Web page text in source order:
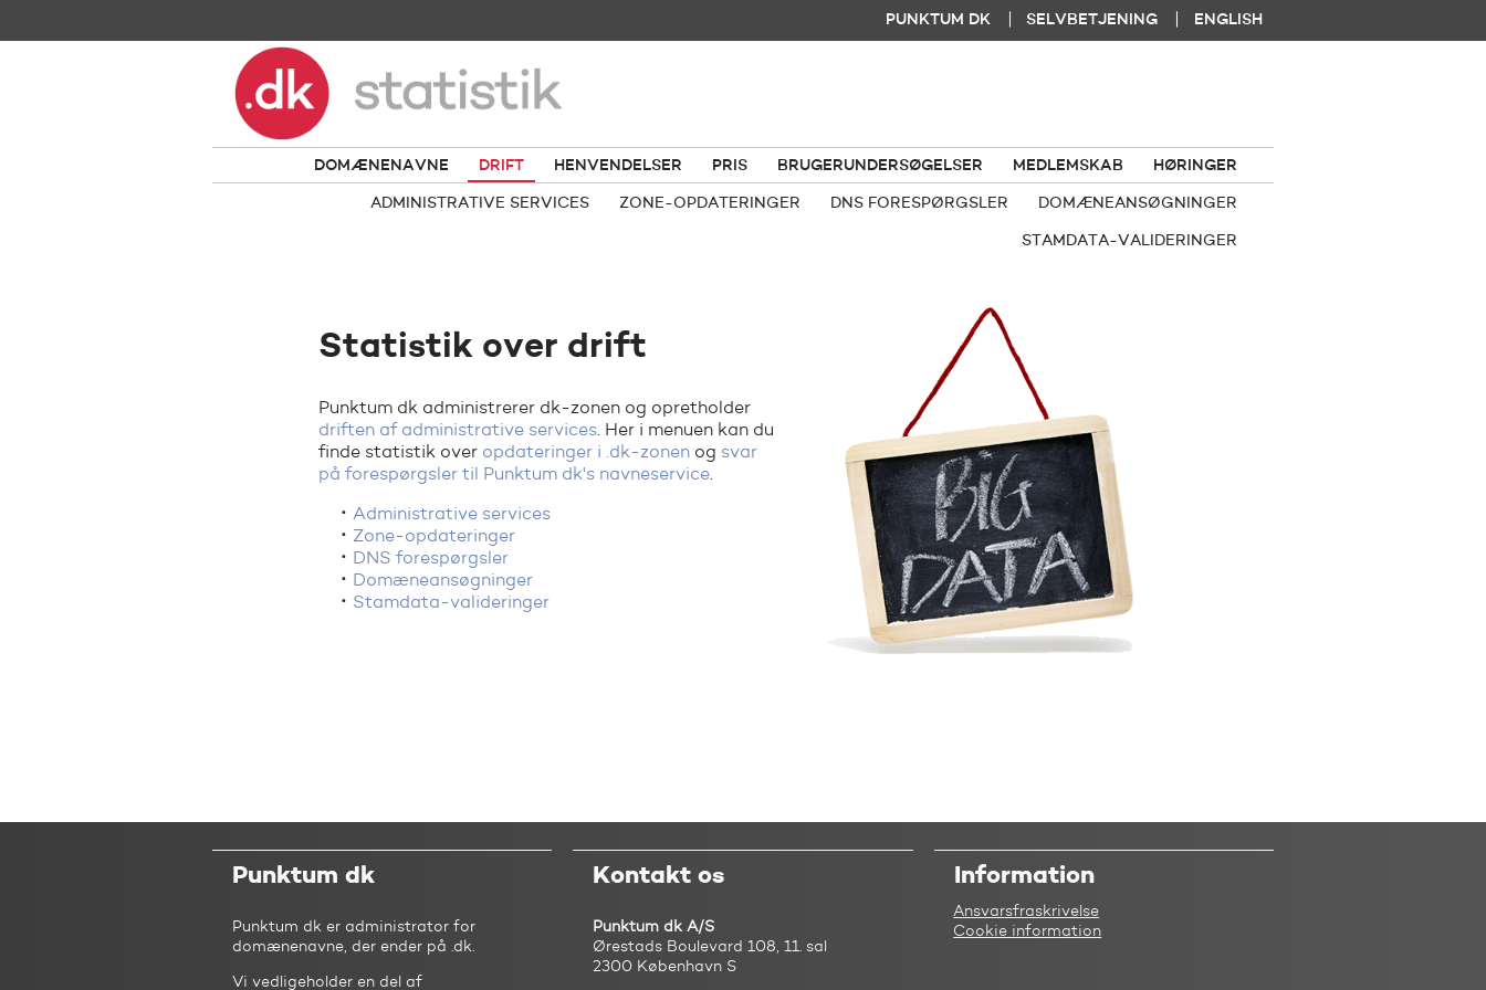
PUNKTUM DK SELVBETJENING ENGLISH
DOMÆNENAVNE DRIFT HENVENDELSER PRIS BRUGERUNDERSØGELSER MEDLEMSKAB HØRINGER
ADMINISTRATIVE SERVICES ZONE-OPDATERINGER DNS FORESPØRGSLER DOMÆNEANSØGNINGER
STAMDATA-VALIDERINGER
Statistik over drift
Punktum dk administrerer dk-zonen og opretholder
driften af administrative services. Her i menuen kan du
finde statistik over opdateringer i .dk-zonen og svar
på forespørgsler til Punktum dk's navneservice.
Administrative services
Zone-opdateringer
DNS forespørgsler
Domæneansøgninger
Stamdata-valideringer
Punktum dk
Punktum dk er administrator for
domænenavne, der ender på .dk.
Vi vedligeholder en del af
Kontakt os
Punktum dk A/S
Ørestads Boulevard 108, 11. sal
2300 København S
Information
Ansvarsfraskrivelse
Cookie information